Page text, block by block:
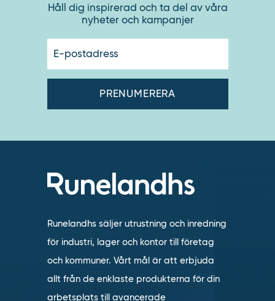
Håll dig inspirerad och ta del av våra
nyheter och kampanjer
Runelandhs säljer utrustning och inredning
för industri, lager och kontor till företag
och kommuner. Vårt mål är att erbjuda
allt från de enklaste produkterna för din
arbetsplats till avancerade